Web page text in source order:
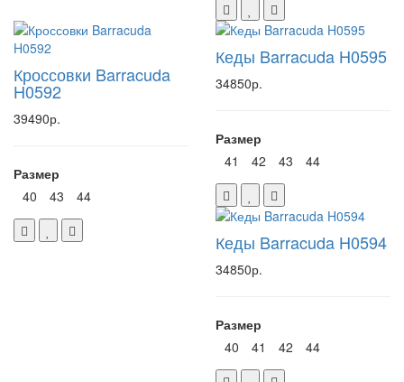
Кроссовки Barracuda
H0592
39490р.
Размер
40
43 44
Кеды Barracuda H0595
34850р.
Размер
41
42 43 44
Кеды Barracuda H0594
34850р.
Размер
40
41 42 44